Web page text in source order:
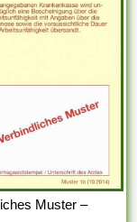
Muster –